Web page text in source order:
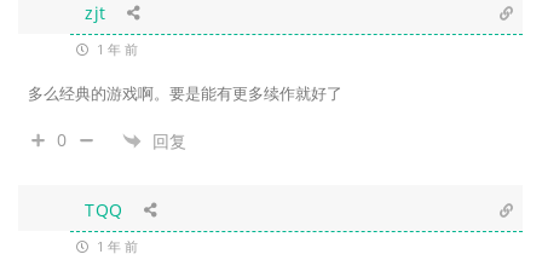
zjt
1 年 前
多么经典的游戏啊。要是能有更多续作就好了
0 回复
TQQ
1 年 前